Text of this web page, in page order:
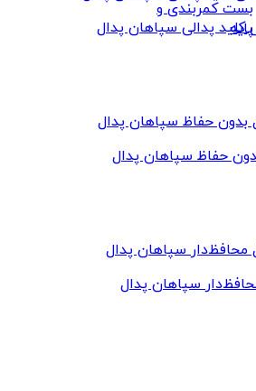
بست کمربندی و
پایه
کلید پدالی سپاهان پدال
حفاظ سپاهان پدال
سپاهان پدال